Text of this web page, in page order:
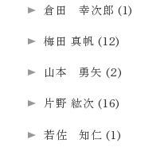
倉田 幸次郎 (1)
梅田 真帆 (12)
山本 勇矢 (2)
片野 紘次 (16)
若佐 知仁 (1)